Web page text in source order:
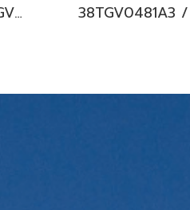
38TGV0601A3 / 42TGV0601CP แอร์แคเรียร์ รุ่นแขวนใต้ฝ้า ระบบอินเวอร์เตอร์ Carrier Under Ceiling Type Inverter น้ำยา R32 (380V./ไฟ 3 เฟส) พร้อมบริการติดตั้ง